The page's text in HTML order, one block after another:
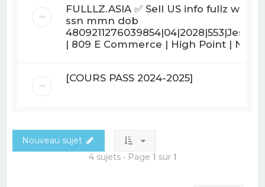
FULLLZ.ASIA ✅ Sell US info fullz with
ssn mmn dob
4809211276039854|04|2028|553|Jessica
| 809 E Commerce | High Point | N
[COURS PASS 2024-2025]
Nouveau sujet
4 sujets • Page 1 sur 1